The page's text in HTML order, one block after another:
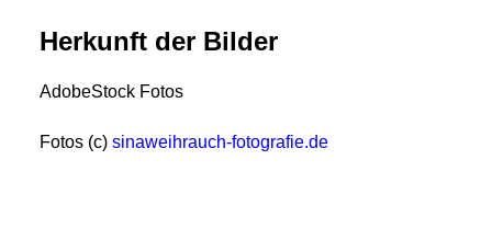
Herkunft der Bilder
AdobeStock Fotos
Fotos (c) sinaweihrauch-fotografie.de